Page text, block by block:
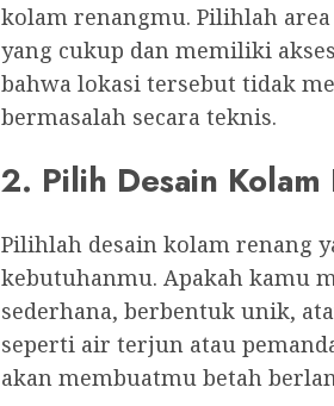
kolam renangmu. Pilihlah
yang cukup dan memiliki
bahwa lokasi tersebut tidak
bermasalah secara teknis.
2. Pilih Desain Kolam
Pilihlah desain kolam renang
kebutuhanmu. Apakah kamu
sederhana, berbentuk unik,
seperti air terjun atau
akan membuatmu betah